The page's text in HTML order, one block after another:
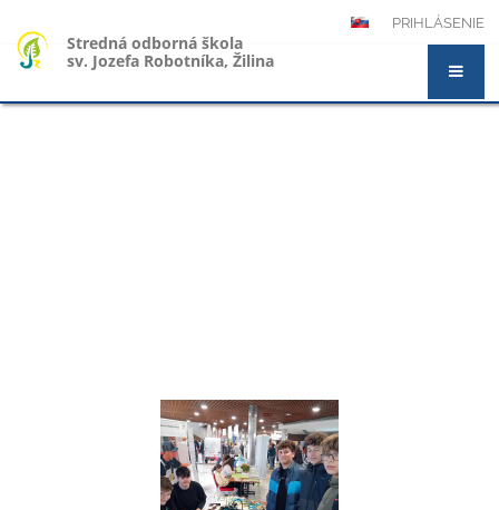
PRIHLÁSENIE
Stredná odborná škola
sv. Jozefa Robotníka, Žilina